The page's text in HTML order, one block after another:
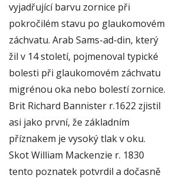
vyjadřující barvu zornice při
pokročilém stavu po glaukomovém
záchvatu. Arab Sams-ad-din, který
žil v 14 století, pojmenoval typické
bolesti při glaukomovém záchvatu
migrénou oka nebo bolestí zornice.
Brit Richard Bannister r.1622 zjistil
asi jako první, že základním
příznakem je vysoký tlak v oku.
Skot William Mackenzie r. 1830
tento poznatek potvrdil a dočasně